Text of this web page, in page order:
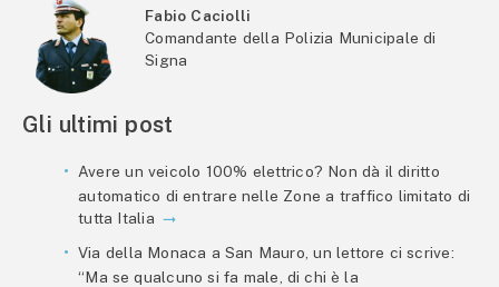
Fabio Caciolli
Comandante della Polizia Municipale di
Signa
Gli ultimi post
Avere un veicolo 100% elettrico? Non dà il diritto
automatico di entrare nelle Zone a traffico limitato di
tutta Italia
Via della Monaca a San Mauro, un lettore ci scrive:
“Ma se qualcuno si fa male, di chi è la